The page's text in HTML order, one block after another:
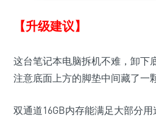
【升级建议】
这台笔记本电脑拆机不难，卸下
注意底面上方的脚垫中间藏了一
双通道16GB内存能满足大部分